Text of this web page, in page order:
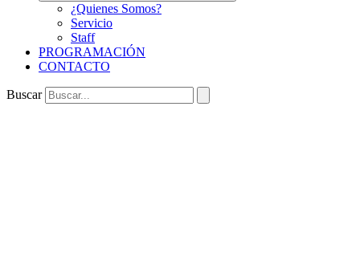
¿Quienes Somos?
Servicio
Staff
PROGRAMACIÓN
CONTACTO
Buscar